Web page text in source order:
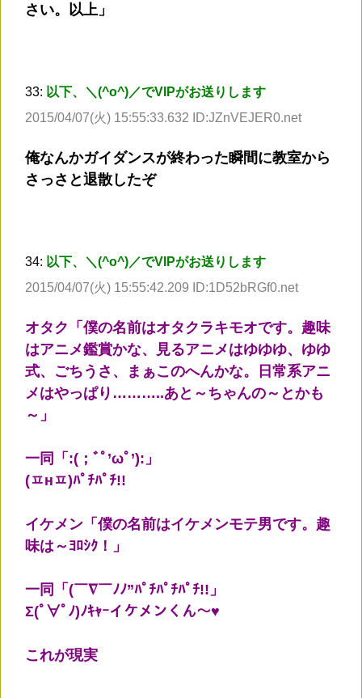
さい。以上」
33: 以下、＼(^o^)／でVIPがお送りします
2015/04/07(火) 15:55:33.632 ID:JZnVEJER0.net
俺なんかガイダンスが終わった瞬間に教室から
さっさと退散したぞ
34: 以下、＼(^o^)／でVIPがお送りします
2015/04/07(火) 15:55:42.209 ID:1D52bRGf0.net
オタク「僕の名前はオタクラキモオです。趣味
はアニメ鑑賞かな、見るアニメはゆゆゆ、ゆゆ
式、ごちうさ、まぁこのへんかな。日常系アニ
メはやっぱり………..あと～ちゃんの～とかも
～」
一同「:(；ﾞﾟ’ωﾟ’):」
(ㅍнㅍ)ﾊﾟﾁﾊﾟﾁ!!
イケメン「僕の名前はイケメンモテ男です。趣
味は～ﾖﾛｼｸ！」
一同「(￣∇￣ﾉﾉ”ﾊﾟﾁﾊﾟﾁﾊﾟﾁ!!」
Σ(ﾟ∀ﾟﾉ)ﾉｷｬｰイケメンくん～♥
これが現実